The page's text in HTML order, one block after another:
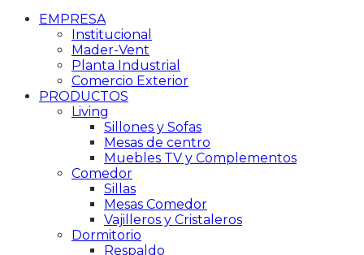
EMPRESA
Institucional
Mader-Vent
Planta Industrial
Comercio Exterior
PRODUCTOS
Living
Sillones y Sofas
Mesas de centro
Muebles TV y Complementos
Comedor
Sillas
Mesas Comedor
Vajilleros y Cristaleros
Dormitorio
Respaldo